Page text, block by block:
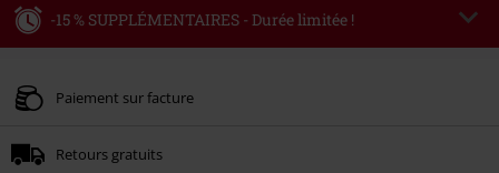
-15 % SUPPLÉMENTAIRES - Durée limitée !
Valable jusqu'au 09/08/2026
Une fois le code saisi, la réduction sera automatiquement déduite à la fin de
Paiement sur facture
Retours gratuits